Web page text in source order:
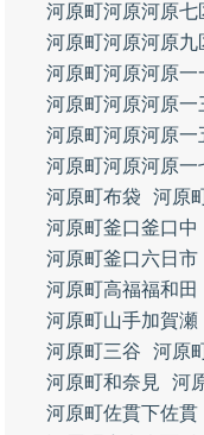
河原町河原河原七
河原町河原河原九
河原町河原河原一
河原町河原河原一
河原町河原河原一
河原町河原河原一
河原町布袋
河原
河原町釜口釜口中
河原町釜口六日市
河原町高福福和田
河原町山手加賀瀬
河原町三谷
河原
河原町和奈見
河
河原町佐貫下佐貫